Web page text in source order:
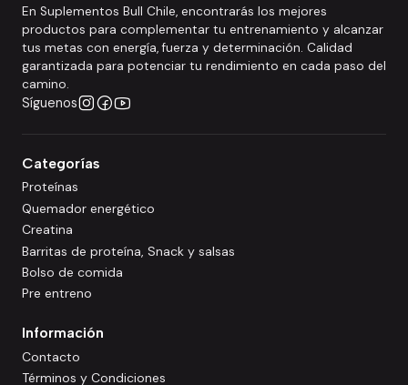
En Suplementos Bull Chile, encontrarás los mejores
productos para complementar tu entrenamiento y alcanzar
tus metas con energía, fuerza y determinación. Calidad
garantizada para potenciar tu rendimiento en cada paso del
camino.
Síguenos
Categorías
Proteínas
Quemador energético
Creatina
Barritas de proteína, Snack y salsas
Bolso de comida
Pre entreno
Información
Contacto
Términos y Condiciones